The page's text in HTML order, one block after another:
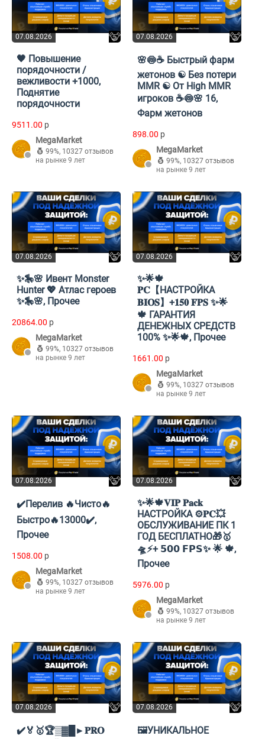
07.08.2026
🖤 Повышение
порядочности /
вежливости +1000,
Поднятие
порядочности
9511.00 p
MegaMarket
99%, 10327 отзывов
на рынке 9 лет
07.08.2026
🌸🍥☕ Быстрый фарм
жетонов ☯ Без потери
MMR ☯ От High MMR
игроков ☕🍥🌸 16,
Фарм жетонов
898.00 p
MegaMarket
99%, 10327 отзывов
на рынке 9 лет
07.08.2026
✨🎠🌸 Ивент Monster
Hunter 💖 Атлас героев
✨🎠🌸, Прочее
20864.00 p
MegaMarket
99%, 10327 отзывов
на рынке 9 лет
07.08.2026
✨🌟🍁
𝐏𝐂【НАСТРОЙКА
𝐁𝐈𝐎𝐒】+𝟏𝟓𝟎 𝐅𝐏𝐒 ✨🌟
🍁 ГАРАНТИЯ
ДЕНЕЖНЫХ СРЕДСТВ
100% ✨🌟🍁, Прочее
1661.00 p
MegaMarket
99%, 10327 отзывов
на рынке 9 лет
07.08.2026
✔️Перелив 🔥Чисто🔥
Быстро🔥13000✔️,
Прочее
1508.00 p
MegaMarket
99%, 10327 отзывов
на рынке 9 лет
07.08.2026
✨🌟🍁𝐕𝐈𝐏 𝐏𝐚𝐜𝐤
НАСТРОЙКА ⚙️𝐏𝐂💥
ОБСЛУЖИВАНИЕ ПК 1
ГОД БЕСПЛАТНО🎁🥇
🛸⚡+ 𝟱𝟬𝟬 𝗙𝗣𝗦✨ 🌟 🍁,
Прочее
5976.00 p
MegaMarket
99%, 10327 отзывов
на рынке 9 лет
07.08.2026
✔️🏅🥇🏆▒▓█►𝐏𝐑𝐎
07.08.2026
🖼️УНИКАЛЬНОЕ